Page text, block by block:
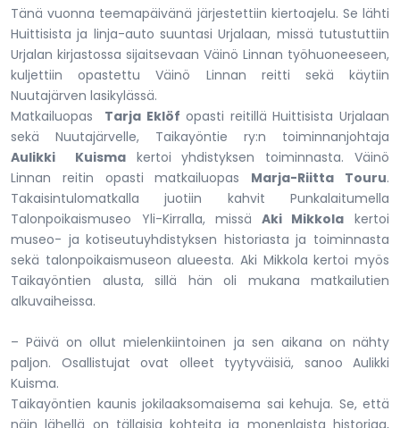
Tänä vuonna teemapäivänä järjestettiin kiertoajelu. Se lähti
Huittisista ja linja-auto suuntasi Urjalaan, missä tutustuttiin
Urjalan kirjastossa sijaitsevaan Väinö Linnan työhuoneeseen,
kuljettiin opastettu Väinö Linnan reitti sekä käytiin
Nuutajärven lasikylässä.
Matkailuopas Tarja Eklöf opasti reitillä Huittisista Urjalaan
sekä Nuutajärvelle, Taikayöntie ry:n toiminnanjohtaja
Aulikki Kuismakertoi yhdistyksen toiminnasta. Väinö
Linnan reitin opasti matkailuopas Marja-Riitta Touru.
Takaisintulomatkalla juotiin kahvit Punkalaitumella
Talonpoikaismuseo Yli-Kirralla, missä Aki Mikkola kertoi
museo- ja kotiseutuyhdistyksen historiasta ja toiminnasta
sekä talonpoikaismuseon alueesta. Aki Mikkola kertoi myös
Taikayöntien alusta, sillä hän oli mukana matkailutien
alkuvaiheissa.
– Päivä on ollut mielenkiintoinen ja sen aikana on nähty
paljon. Osallistujat ovat olleet tyytyväisiä, sanoo Aulikki
Kuisma.
Taikayöntien kaunis jokilaaksomaisema sai kehuja. Se, että